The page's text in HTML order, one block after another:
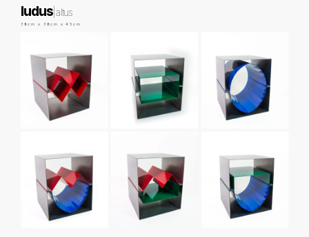
ludus altus
38cm x 38cm x 46cm